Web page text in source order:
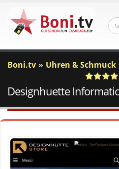
Boni.tv Uhren & Schmuck
a
c
1
Designhuette